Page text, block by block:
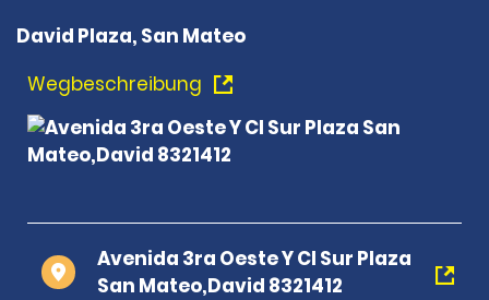
David Plaza, San Mateo
Wegbeschreibung
Avenida 3ra Oeste Y Cl Sur Plaza
San Mateo,David 8321412